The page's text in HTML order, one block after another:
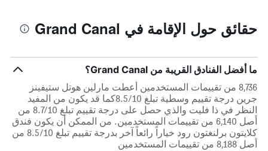
حقائق حول الإقامة في Grand Canal
ما أفضل الفنادق القريبة من Grand Canal؟
8,736 من تقييمات المستخدمين أعطت مارلين هوتل ستيفينز
جرين درجة تقييم وسطية تبلغ 8.5/10كما قد يكون من المفيد
النظر في ذا فليت والذي حصل على درجة تقييم تبلغ 8.7/10 من
أصل 6,140 من تقييمات المستخدمين. من الممكن أن يكون فندق
كلايتون برلنغتون رود خياراً رائعاً آخر بدرجة تقييم تبلغ 8.5/10 من
أصل 8,188 من تقييمات المستخدمين